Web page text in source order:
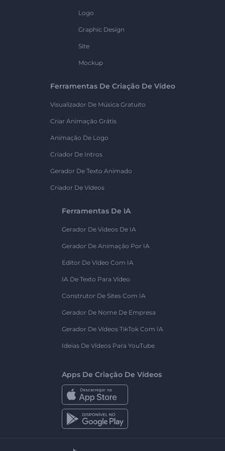
Logo
Graphic Design
Site
Mockup
Ferramentas De Criação De Vídeo
Visualizador De Música Gratuito
Criar Animação Grátis
Animação De Logo
Criador De Intros
Gerador De Texto Animado
Criador De Vídeos
Ferramentas De IA
Gerador De Vídeos De IA
Gerador De Animação Por IA
Editor De Vídeo Com IA
IA De Texto Para Vídeo
Construtor De Sites Com IA
Gerador De Nome De Empresa
Gerador De Vídeos TikTok Com IA
Ideias De Vídeos Para YouTube
Apps De Criação De Vídeos